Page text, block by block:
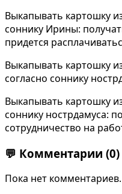
Выкапывать картошку
соннику Ирины:
придется
Выкапывать картошку
согласно соннику
Выкапывать картошку
соннику нострдамуса:
сотрудничество на
💬 Комментарии (0)
Пока нет